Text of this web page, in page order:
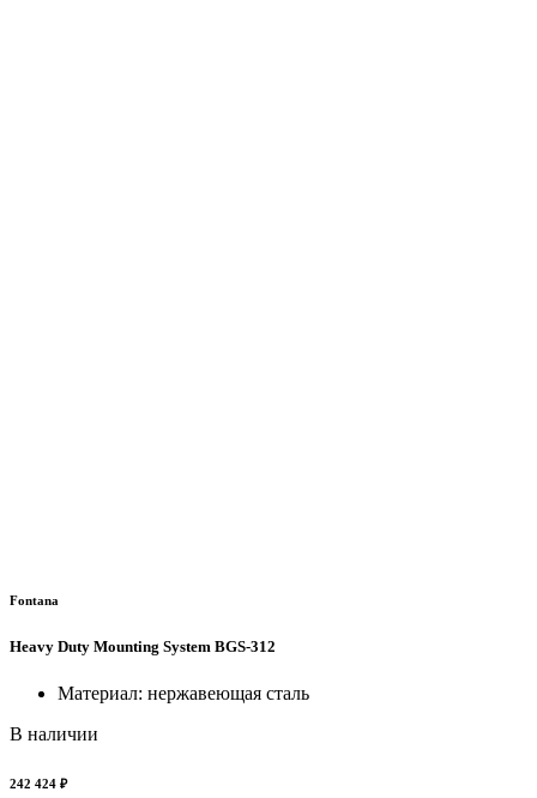
Fontana
Heavy Duty Mounting System BGS-312
Материал: нержавеющая сталь
В наличии
242 424 ₽